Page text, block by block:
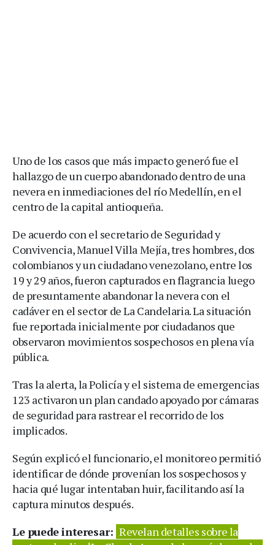
Uno de los casos que más impacto generó fue el
hallazgo de un cuerpo abandonado dentro de una
nevera en inmediaciones del río Medellín, en el
centro de la capital antioqueña.
De acuerdo con el secretario de Seguridad y
Convivencia, Manuel Villa Mejía, tres hombres, dos
colombianos y un ciudadano venezolano, entre los
19 y 29 años, fueron capturados en flagrancia luego
de presuntamente abandonar la nevera con el
cadáver en el sector de La Candelaria. La situación
fue reportada inicialmente por ciudadanos que
observaron movimientos sospechosos en plena vía
pública.
Tras la alerta, la Policía y el sistema de emergencias
123 activaron un plan candado apoyado por cámaras
de seguridad para rastrear el recorrido de los
implicados.
Según explicó el funcionario, el monitoreo permitió
identificar de dónde provenían los sospechosos y
hacia qué lugar intentaban huir, facilitando así la
captura minutos después.
Le puede interesar: Revelan detalles sobre la